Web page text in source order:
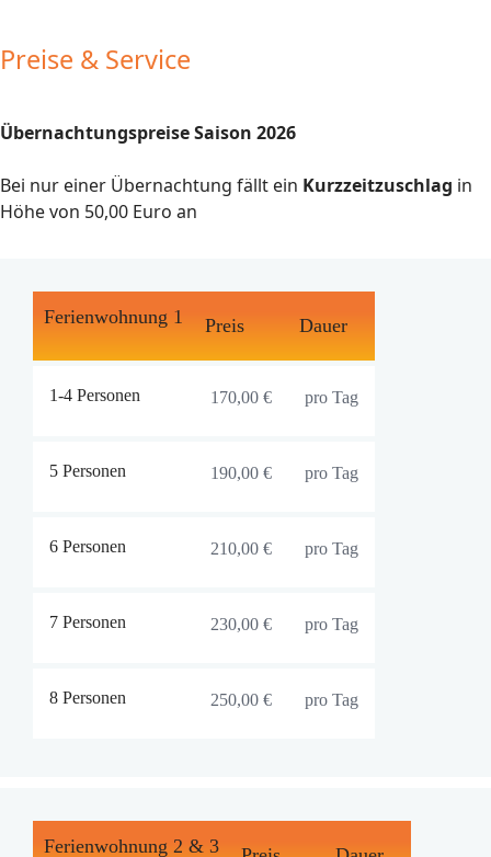
Preise & Service
Übernachtungspreise Saison 2026
Bei nur einer Übernachtung fällt ein Kurzzeitzuschlag in
Höhe von 50,00 Euro an
Ferienwohnung 1 Preis Dauer
1-4 Personen 170,00 € pro Tag
5 Personen 190,00 € pro Tag
6 Personen 210,00 € pro Tag
7 Personen 230,00 € pro Tag
8 Personen 250,00 € pro Tag
Ferienwohnung 2 & 3